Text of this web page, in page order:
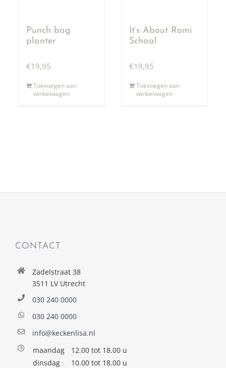
Punch bag
planter
€19,95
Toevoegen aan
winkelwagen
It’s About Romi
Schaal
€19,95
Toevoegen aan
winkelwagen
CONTACT
Zadelstraat 38
3511 LV Utrecht
030 240 0000
030 240 0000
info@keckenlisa.nl
maandag
12.00 tot 18.00 u
dinsdag
10.00 tot 18.00 u